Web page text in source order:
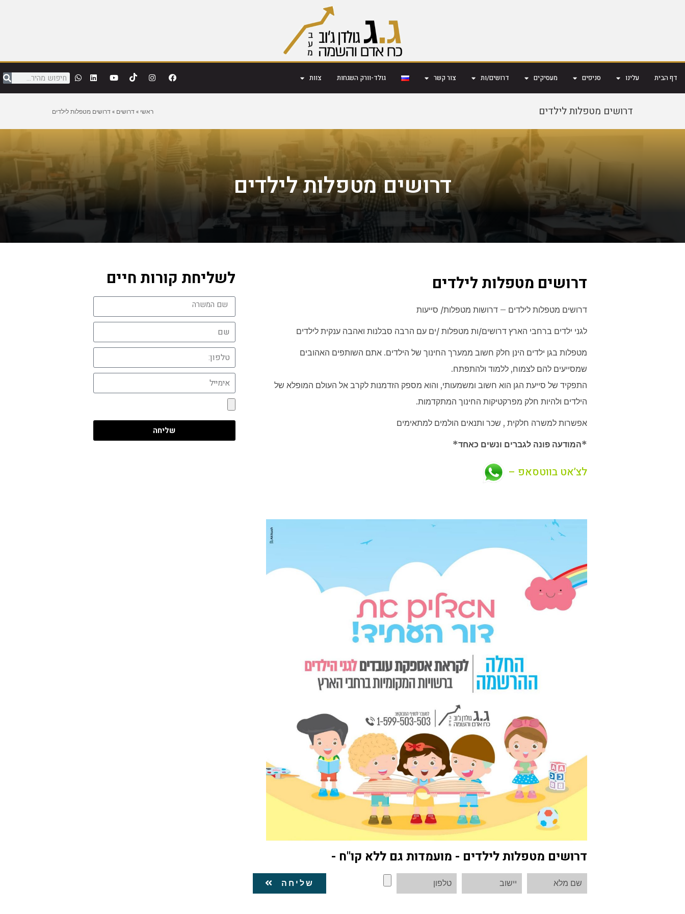
דף הבית עלינו סניפים מעסיקים דרושים/ות צור קשר גולד-וורק השגחות צוות
דרושים מטפלות לילדים ראשי »דרושים »דרושים מטפלות לילדים
דרושים מטפלות לילדים
דרושים מטפלות לילדים
דרושים מטפלות לילדים – דרושות מטפלות/ סייעות
לגני ילדים ברחבי הארץ דרושים/ות מטפלות /ים עם הרבה סבלנות ואהבה ענקית לילדים
מטפלות בגן ילדים הינן חלק חשוב ממערך החינוך של הילדים. אתם השותפים האהובים
שמסייעים להם לצמוח, ללמוד ולהתפתח.
התפקיד של סייעת הגן הוא חשוב ומשמעותי, והוא מספק הזדמנות לקרב אל העולם המופלא של
הילדים ולהיות חלק מפרקטיקות החינוך המתקדמות.
אפשרות למשרה חלקית , שכר ותנאים הולמים למתאימים
*המודעה פונה לגברים ונשים כאחד*
לצ’אט בווטסאפ –
דרושים מטפלות לילדים - מועמדות גם ללא קו"ח -
שליחה
לשליחת קורות חיים
שליחה